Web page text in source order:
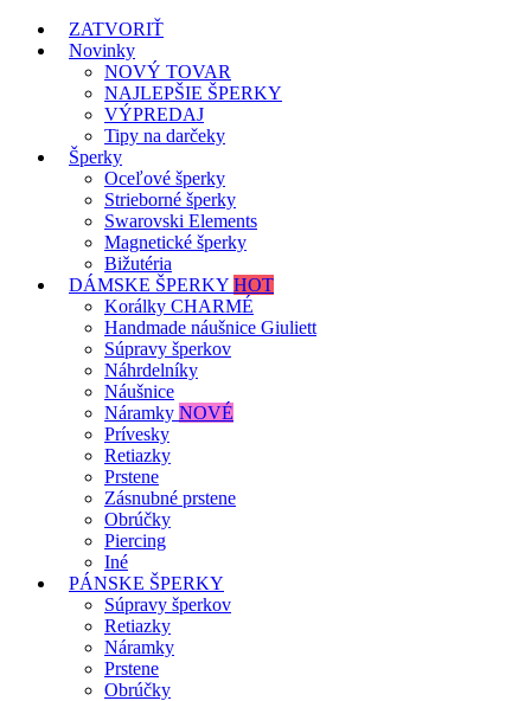
ZATVORIŤ
Novinky
NOVÝ TOVAR
NAJLEPŠIE ŠPERKY
VÝPREDAJ
Tipy na darčeky
Šperky
Oceľové šperky
Strieborné šperky
Swarovski Elements
Magnetické šperky
Bižutéria
DÁMSKE ŠPERKY HOT
Korálky CHARMÉ
Handmade náušnice Giuliett
Súpravy šperkov
Náhrdelníky
Náušnice
Náramky NOVÉ
Prívesky
Retiazky
Prstene
Zásnubné prstene
Obrúčky
Piercing
Iné
PÁNSKE ŠPERKY
Súpravy šperkov
Retiazky
Náramky
Prstene
Obrúčky